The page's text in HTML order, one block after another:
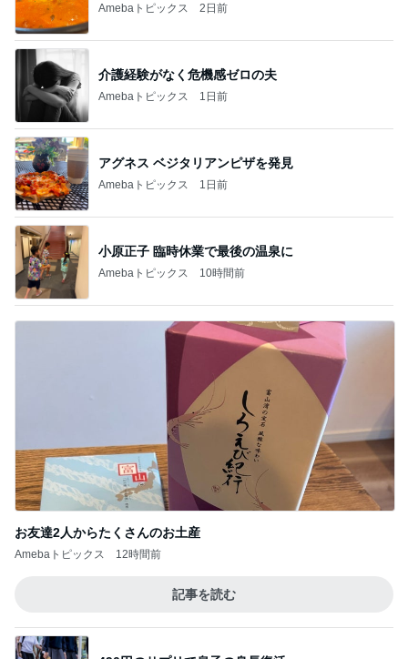
Amebaトピックス 2日前
介護経験がなく危機感ゼロの夫
Amebaトピックス 1日前
アグネス ベジタリアンピザを発見
Amebaトピックス 1日前
小原正子 臨時休業で最後の温泉に
Amebaトピックス 10時間前
お友達2人からたくさんのお土産
Amebaトピックス 12時間前
記事を読む